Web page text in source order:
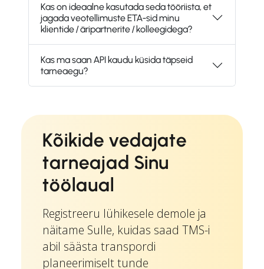
Kas on ideaalne kasutada seda tööriista, et
jagada veotellimuste ETA-sid minu
klientide / äripartnerite / kolleegidega?
Kas ma saan API kaudu küsida täpseid
tarneaegu?
Kõikide vedajate
tarneajad Sinu
töölaual
Registreeru lühikesele demole ja
näitame Sulle, kuidas saad TMS-i
abil säästa transpordi
planeerimiselt tunde